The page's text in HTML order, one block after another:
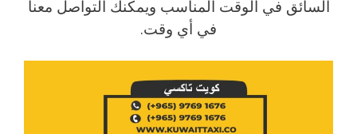
السائق في الوقت المناسب ويمكنك التواصل معنا
في أي وقت.